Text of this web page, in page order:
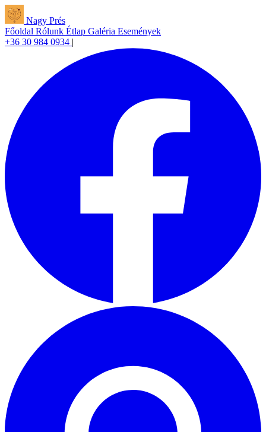
Nagy Prés
Főoldal Rólunk Étlap Galéria Események
+36 30 984 0934 |